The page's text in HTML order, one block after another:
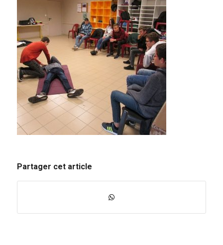
Partager cet article